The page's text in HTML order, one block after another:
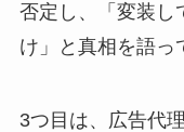
否定し、「変装し
け」と真相を語っ
3つ目は、広告代